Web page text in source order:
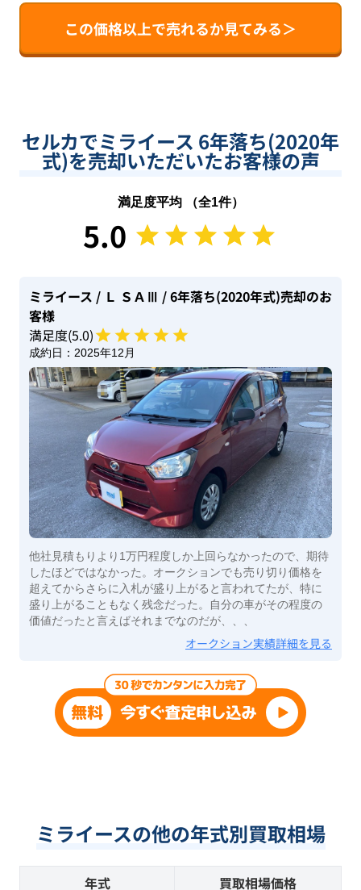
この価格以上で売れるか見てみる＞
セルカでミライース 6年落ち(2020年
式)を売却いただいたお客様の声
満足度平均 （全1件）
5.0
ミライース / Ｌ ＳＡⅢ / 6年落ち(2020年式)売却のお
客様
満足度(5.0)
成約日： 2025年12月
他社見積もりより1万円程度しか上回らなかったので、期待
したほどではなかった。オークションでも売り切り価格を
超えてからさらに入札が盛り上がると言われてたが、特に
盛り上がることもなく残念だった。自分の車がその程度の
価値だったと言えばそれまでなのだが、、、
オークション実績詳細を見る
ミライースの他の年式別買取相場
年式 買取相場価格